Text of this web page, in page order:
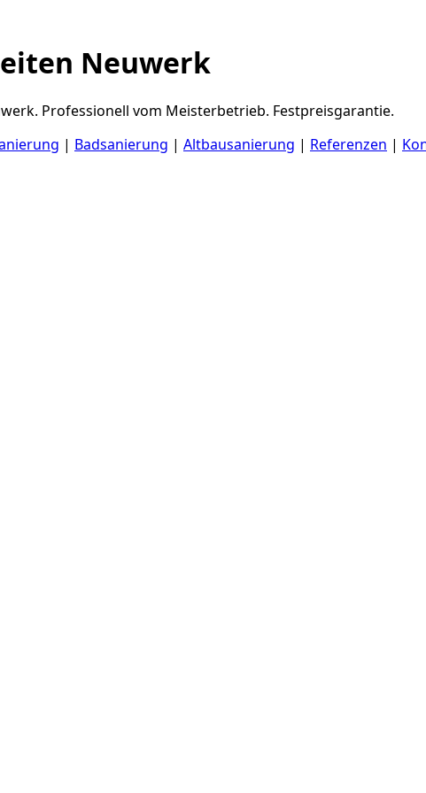
Neuwerk
Professionell vom Meisterbetrieb. Festpreisgarantie.
| Badsanierung | Altbausanierung | Referenzen |